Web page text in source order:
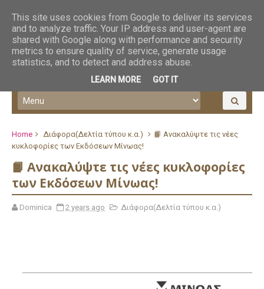
Home Διάφορα(Δελτία τύπου κ.α.)
📙 Ανακαλύψτε τις νέες
κυκλοφορίες των Εκδόσεων Μίνωας!
📙 Ανακαλύψτε τις νέες κυκλοφορίες
των Εκδόσεων Μίνωας!
Dominica 2 years ago Διάφορα(Δελτία τύπου κ.α.)
This site uses cookies from Google to deliver its services
and to analyze traffic. Your IP address and user-agent are
shared with Google along with performance and security
metrics to ensure quality of service, generate usage
statistics, and to detect and address abuse.
LEARN MORE GOT IT